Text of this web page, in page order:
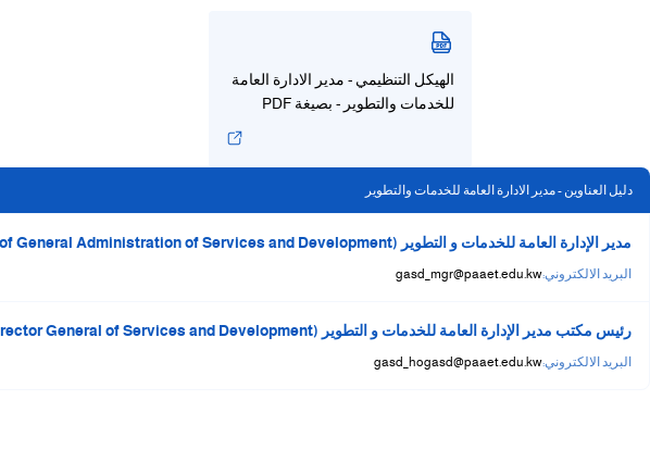
الهيكل التنظيمي - مدير الادارة العامة
للخدمات والتطوير - بصيغة PDF
دليل العناوين - مدير الادارة العامة للخدمات والتطوير
مدير الإدارة العامة للخدمات و التطوير (Manager of General Administration of Services and Development)
البريد الالكتروني:gasd_mgr@paaet.edu.kw
رئيس مكتب مدير الإدارة العامة للخدمات و التطوير (Head of the Office of the Director General of Services and Development)
البريد الالكتروني:gasd_hogasd@paaet.edu.kw